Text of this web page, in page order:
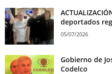
deportados
05/07/2026
Gobierno de
Codelco